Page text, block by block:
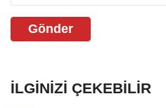
Gönder
İLGINIZI ÇEKEBILIR